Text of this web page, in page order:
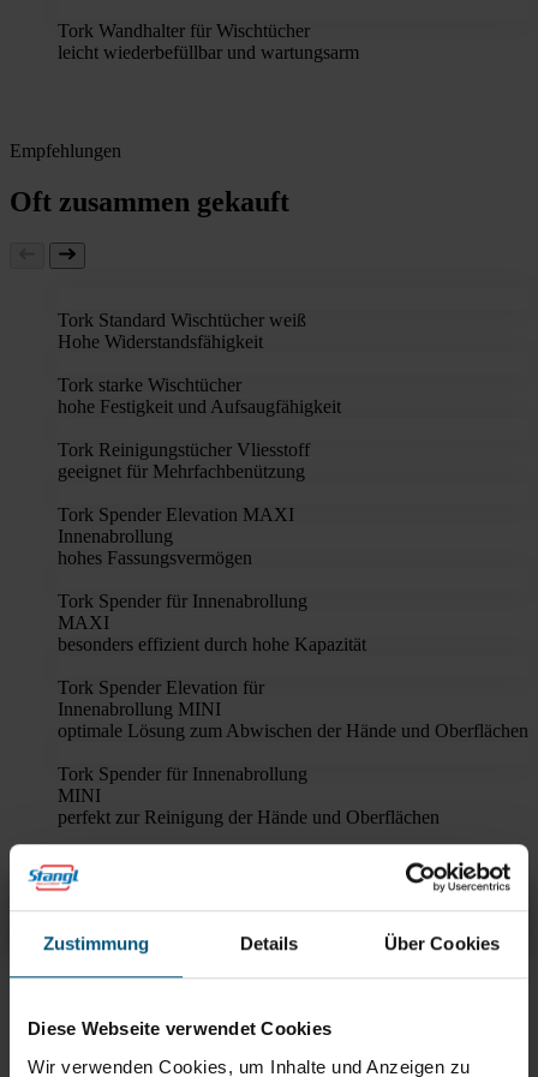
Zustimmung Details Über Cookies
Diese Webseite verwendet Cookies
Wir verwenden Cookies, um Inhalte und Anzeigen zu
Tork Wandhalter für Wischtücher
leicht wiederbefüllbar und wartungsarm
Empfehlungen
Oft zusammen gekauft
Tork Standard Wischtücher weiß
Hohe Widerstandsfähigkeit
Tork starke Wischtücher
hohe Festigkeit und Aufsaugfähigkeit
Tork Reinigungstücher Vliesstoff
geeignet für Mehrfachbenützung
Tork Spender Elevation MAXI
Innenabrollung
hohes Fassungsvermögen
Tork Spender für Innenabrollung
MAXI
besonders effizient durch hohe Kapazität
Tork Spender Elevation für
Innenabrollung MINI
optimale Lösung zum Abwischen der Hände und Oberflächen
Tork Spender für Innenabrollung
MINI
perfekt zur Reinigung der Hände und Oberflächen
Tork starke Wischtücher
ÜbersichtProduktinfos & DownloadsZubehörEmpfehlungen